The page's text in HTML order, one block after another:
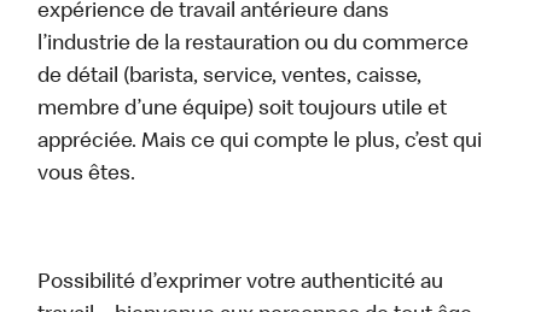
expérience de travail antérieure dans
l’industrie de la restauration ou du commerce
de détail (barista, service, ventes, caisse,
membre d’une équipe) soit toujours utile et
appréciée. Mais ce qui compte le plus, c’est qui
vous êtes.
Possibilité d’exprimer votre authenticité au